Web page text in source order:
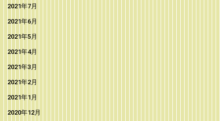
2021年7月
2021年6月
2021年5月
2021年4月
2021年3月
2021年2月
2021年1月
2020年12月